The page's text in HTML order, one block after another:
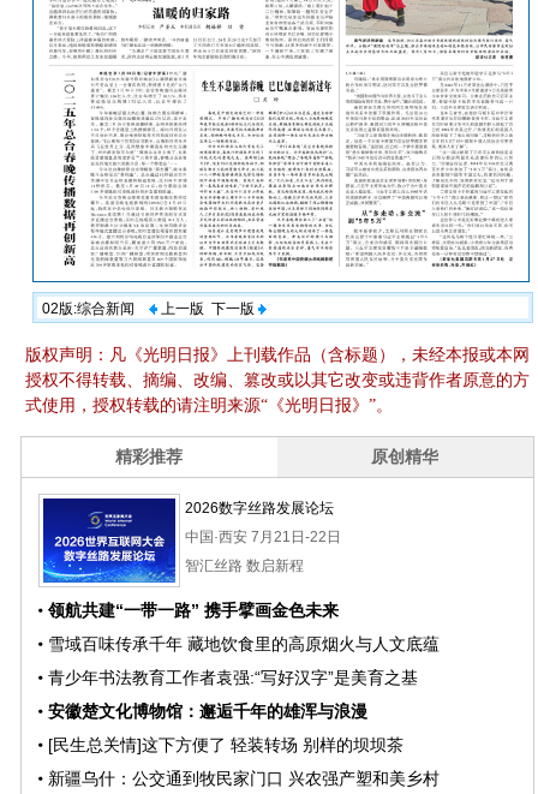
02版:综合新闻 上一版 下一版
版权声明：凡《光明日报》上刊载作品（含标题），未经本报或本网
授权不得转载、摘编、改编、篡改或以其它改变或违背作者原意的方
式使用，授权转载的请注明来源“《光明日报》”。